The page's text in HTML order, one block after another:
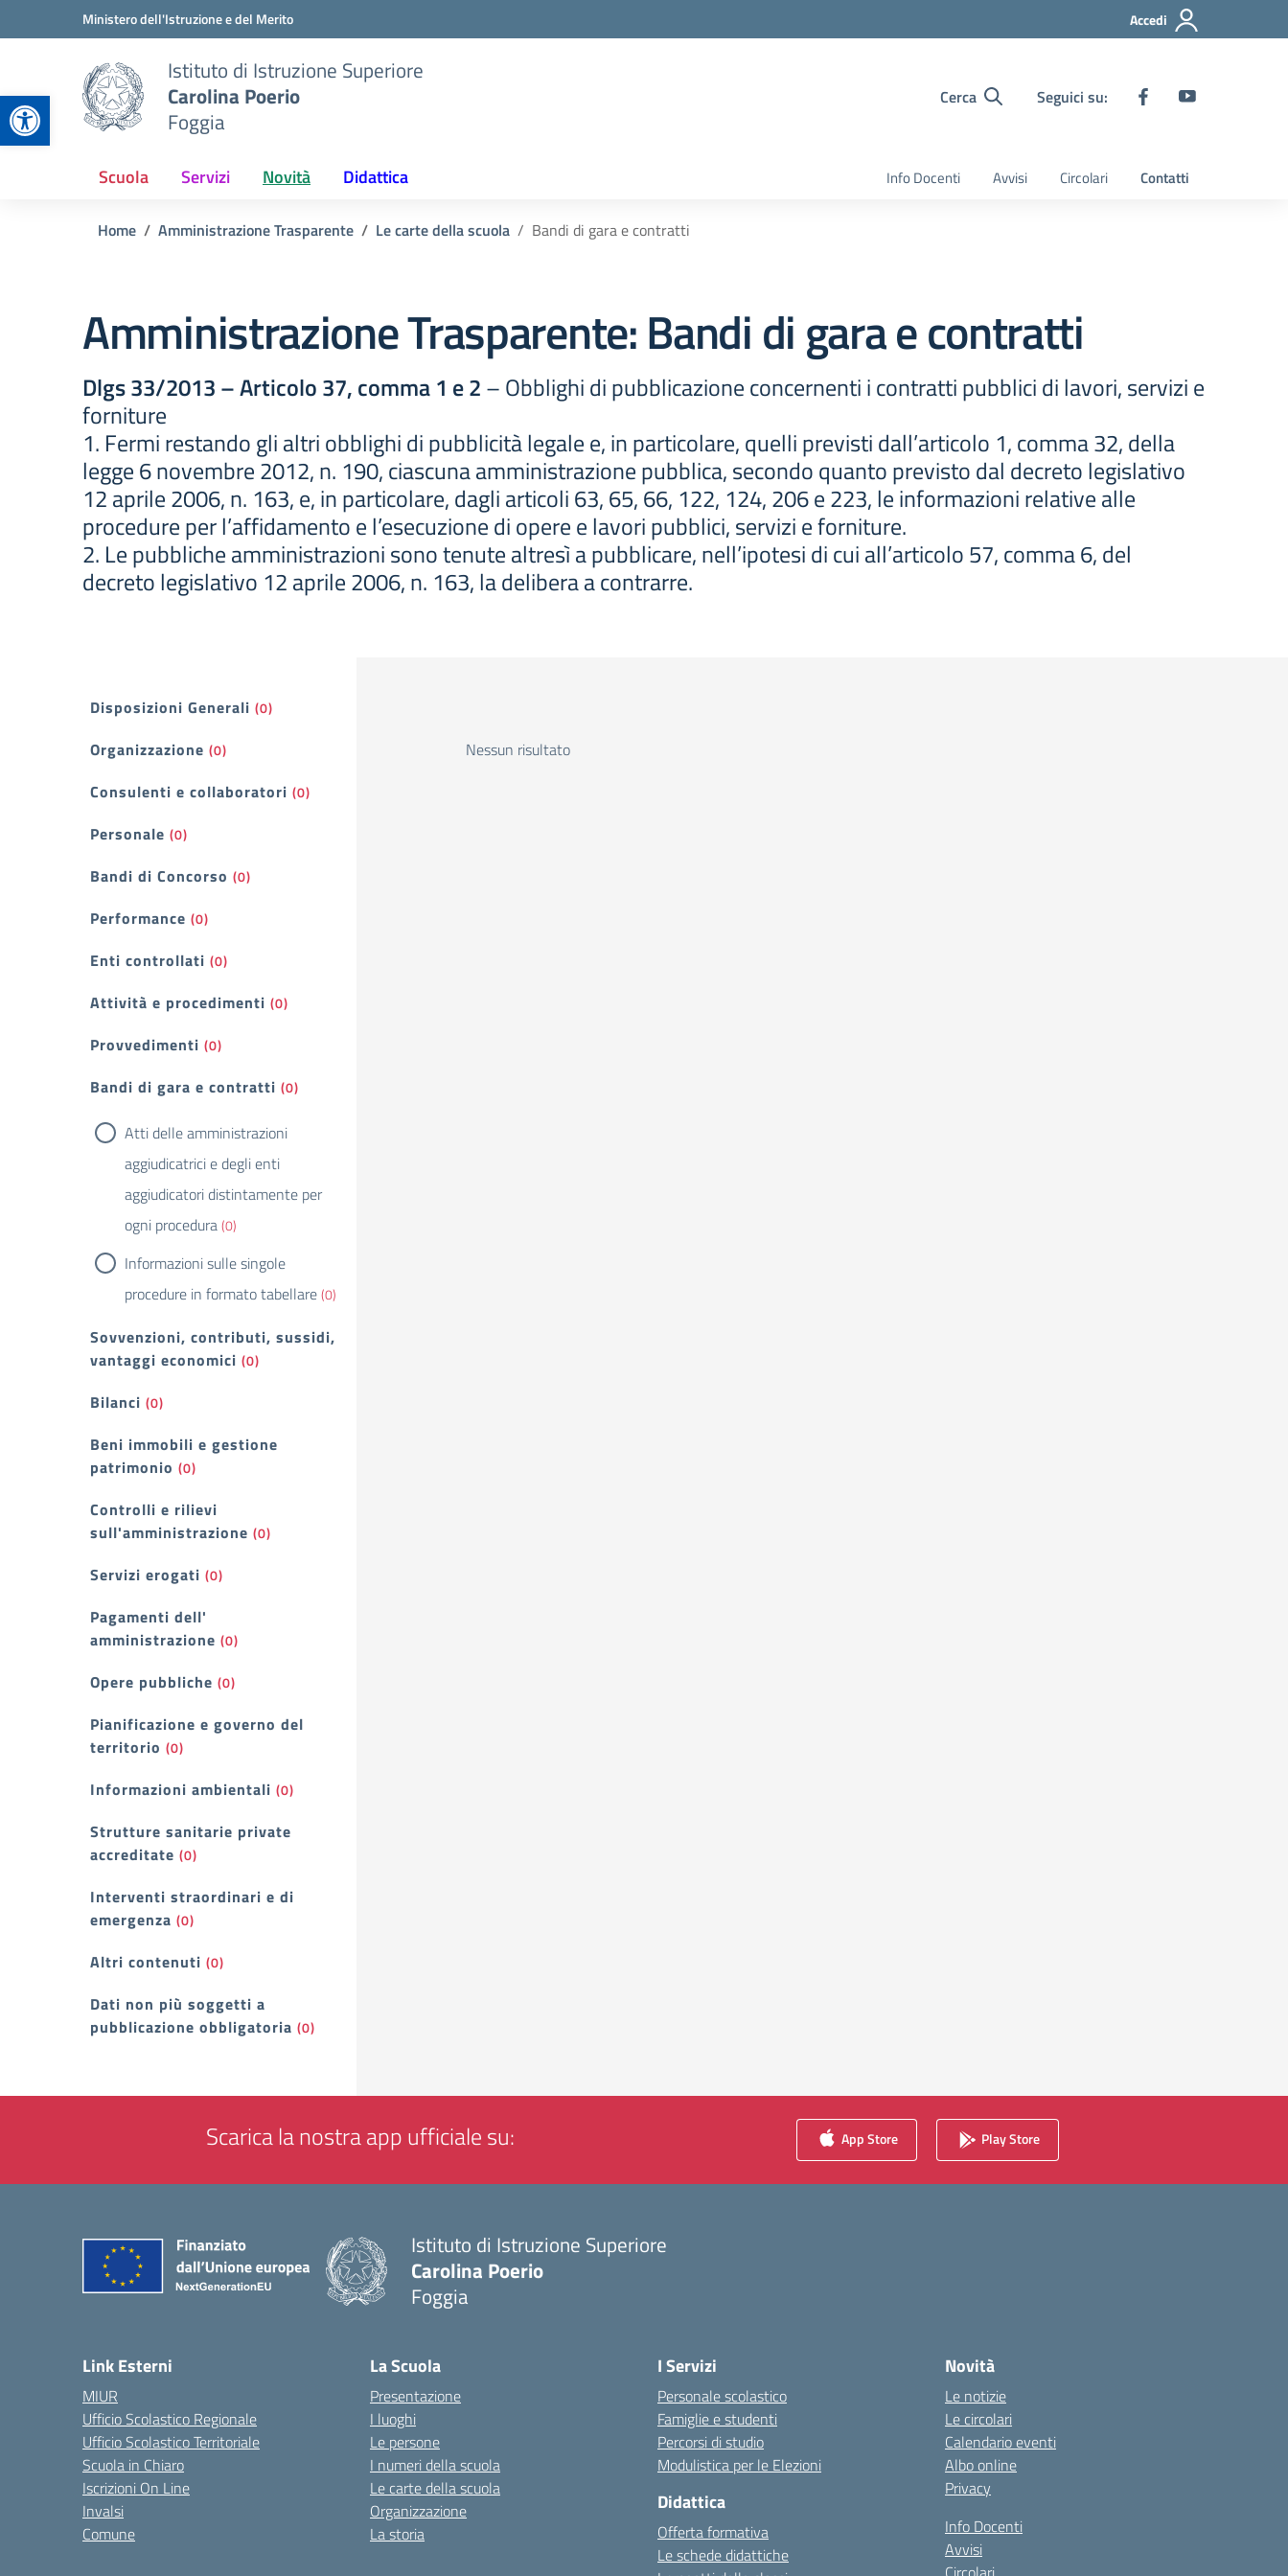
Apri la barra degli strumenti
Vai ai contenuti
Vai al menu di navigazioneMinistero dell'Istruzione e del Merito Accedi
Istituto di Istruzione Superiore
Carolina Poerio
Foggia
Cerca Seguici su:
Scuola Servizi Novità Didattica Info Docenti Avvisi Circolari Contatti
Home Amministrazione Trasparente Le carte della scuola Bandi di gara e contratti
Amministrazione Trasparente:Bandi di gara e contratti
Dlgs 33/2013 – Articolo 37, comma 1 e 2– Obblighi di pubblicazione concernenti i contratti pubblici di lavori, servizi e
forniture
1. Fermi restando gli altri obblighi di pubblicità legale e, in particolare, quelli previsti dall’articolo 1, comma 32, della
legge 6 novembre 2012, n. 190, ciascuna amministrazione pubblica, secondo quanto previsto dal decreto legislativo
12 aprile 2006, n. 163, e, in particolare, dagli articoli 63, 65, 66, 122, 124, 206 e 223, le informazioni relative alle
procedure per l’affidamento e l’esecuzione di opere e lavori pubblici, servizi e forniture.
2. Le pubbliche amministrazioni sono tenute altresì a pubblicare, nell’ipotesi di cui all’articolo 57, comma 6, del
decreto legislativo 12 aprile 2006, n. 163, la delibera a contrarre.
Filtri
Disposizioni Generali (0)
Organizzazione (0)
Consulenti e collaboratori (0)
Personale (0)
Bandi di Concorso (0)
Performance (0)
Enti controllati (0)
Attività e procedimenti (0)
Provvedimenti (0)
Bandi di gara e contratti (0)
Atti delle amministrazioni
aggiudicatrici e degli enti
aggiudicatori distintamente per
ogni procedura(0)
Informazioni sulle singole
procedure in formato tabellare(0)
Sovvenzioni, contributi, sussidi,
vantaggi economici (0)
Bilanci (0)
Beni immobili e gestione
patrimonio (0)
Controlli e rilievi
sull'amministrazione (0)
Servizi erogati (0)
Pagamenti dell'
amministrazione (0)
Opere pubbliche (0)
Pianificazione e governo del
territorio (0)
Informazioni ambientali (0)
Strutture sanitarie private
accreditate (0)
Interventi straordinari e di
emergenza (0)
Altri contenuti (0)
Dati non più soggetti a
pubblicazione obbligatoria (0)
Nessun risultato
Scarica la nostra app ufficiale su: App Store Play Store
Istituto di Istruzione Superiore
Carolina Poerio
Foggia
Link Esterni
MIUR
Ufficio Scolastico Regionale
Ufficio Scolastico Territoriale
Scuola in Chiaro
Iscrizioni On Line
Invalsi
Comune
La Scuola
Presentazione
I luoghi
Le persone
I numeri della scuola
Le carte della scuola
Organizzazione
La storia
I Servizi
Personale scolastico
Famiglie e studenti
Percorsi di studio
Modulistica per le Elezioni
Didattica
Offerta formativa
Le schede didattiche
Novità
Le notizie
Le circolari
Calendario eventi
Albo online
Privacy
Info Docenti
Avvisi